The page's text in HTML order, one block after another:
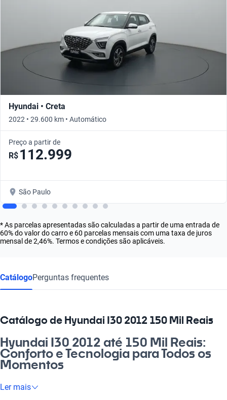
Hyundai • Creta
2022 • 29.600 km • Automático
Preço a partir de
R$ 112.999
São Paulo
* As parcelas apresentadas são calculadas a partir de uma entrada de
60% do valor do carro e 60 parcelas mensais com uma taxa de juros
mensal de 2,46%. Termos e condições são aplicáveis.
CatálogoPerguntas frequentes
Catálogo de Hyundai I30 2012 150 Mil Reais
Hyundai I30 2012 até 150 Mil Reais:
Conforto e Tecnologia para Todos os
Momentos
Se você busca um carro que une praticidade e estilo, o Hyundai
Ler mais